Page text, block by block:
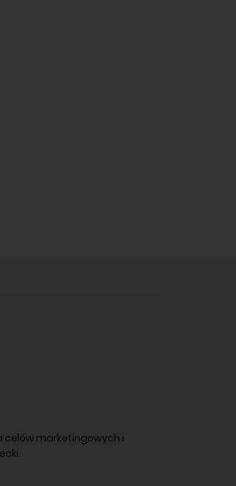
marketingowych i